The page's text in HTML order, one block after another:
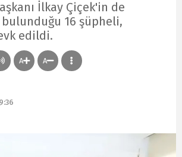
İlkay Çiçek'in de
bulunduğu 16 şüpheli,
edildi.
A A